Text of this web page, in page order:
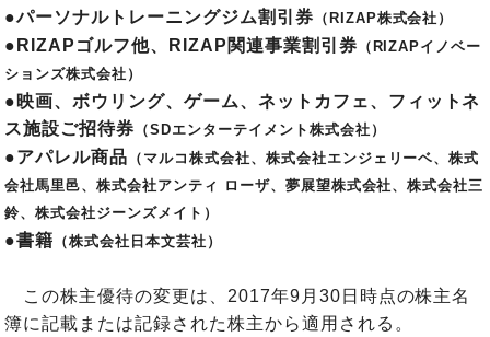
●パーソナルトレーニングジム割引券 （RIZAP株式会社）
●RIZAPゴルフ他、RIZAP関連事業割引券 （RIZAPイノベー
ションズ株式会社）
●映画、ボウリング、ゲーム、ネットカフェ、フィットネ
ス施設ご招待券 （SDエンターテイメント株式会社）
●アパレル商品 （マルコ株式会社、株式会社エンジェリーベ、株式
会社馬里邑、株式会社アンティ ローザ、夢展望株式会社、株式会社三
鈴、株式会社ジーンズメイト）
●書籍 （株式会社日本文芸社）
この株主優待の変更は、2017年9月30日時点の株主名
簿に記載または記録された株主から適用される。